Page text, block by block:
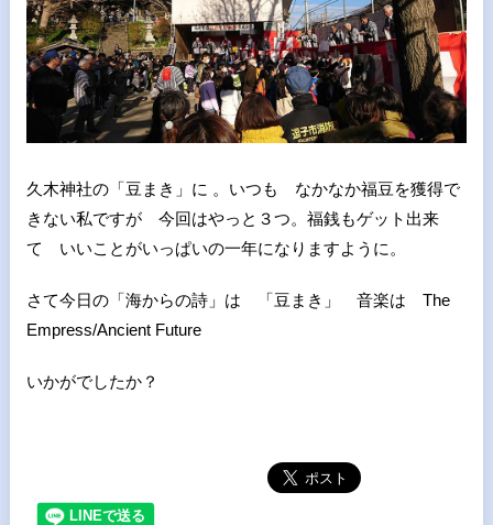
久木神社の「豆まき」に 。いつも なかなか福豆を獲得で
きない私ですが 今回はやっと３つ。福銭もゲット出来
て いいことがいっぱいの一年になりますように。
さて今日の「海からの詩」は 「豆まき」 音楽は The
Empress/Ancient Future
いかがでしたか？